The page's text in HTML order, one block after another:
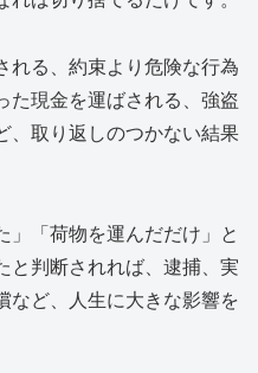
れる、約束より危険な行為
た現金を運ばされる、強盗
、取り返しのつかない結果
」「荷物を運んだだけ」と
と判断されれば、逮捕、実
など、人生に大きな影響を